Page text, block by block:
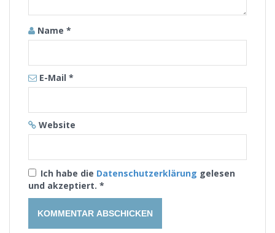
Name *
E-Mail *
Website
Ich habe die Datenschutzerklärung gelesen
und akzeptiert. *